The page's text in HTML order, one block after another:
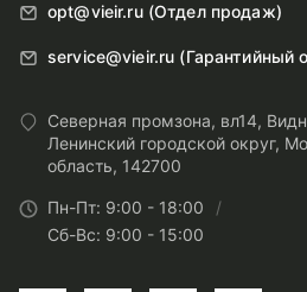
opt@vieir.ru (Отдел продаж)
service@vieir.ru (Гарантийный
Северная промзона, вл14,
Ленинский городской округ,
область, 142700
Пн-Пт: 9:00 - 18:00
Сб-Вс: 9:00 - 15:00